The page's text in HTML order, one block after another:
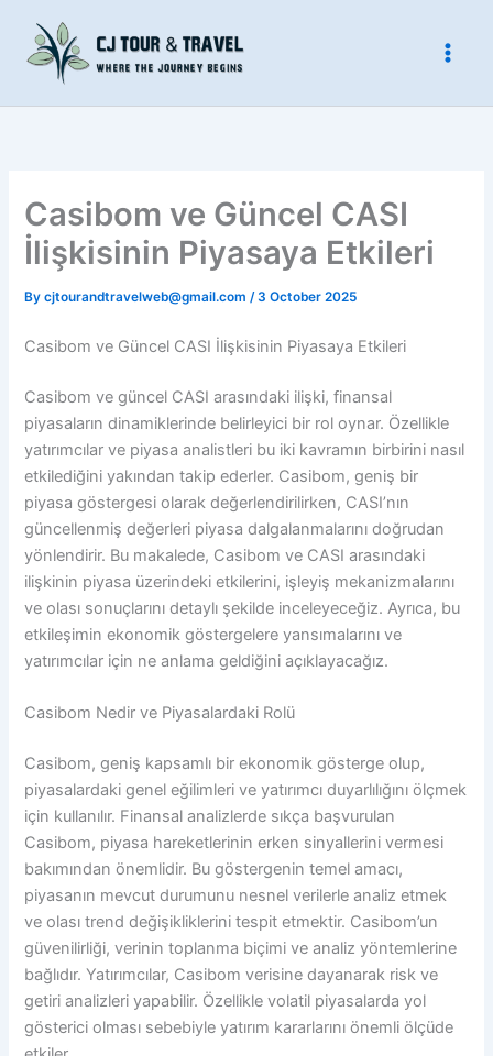
content
Casibom ve Güncel CASI
İlişkisinin Piyasaya Etkileri
Bycjtourandtravelweb@gmail.com/3 October 2025
Casibom ve Güncel CASI İlişkisinin Piyasaya Etkileri
Casibom ve güncel CASI arasındaki ilişki, finansal
piyasaların dinamiklerinde belirleyici bir rol oynar. Özellikle
yatırımcılar ve piyasa analistleri bu iki kavramın birbirini nasıl
etkilediğini yakından takip ederler. Casibom, geniş bir
piyasa göstergesi olarak değerlendirilirken, CASI’nın
güncellenmiş değerleri piyasa dalgalanmalarını doğrudan
yönlendirir. Bu makalede, Casibom ve CASI arasındaki
ilişkinin piyasa üzerindeki etkilerini, işleyiş mekanizmalarını
ve olası sonuçlarını detaylı şekilde inceleyeceğiz. Ayrıca, bu
etkileşimin ekonomik göstergelere yansımalarını ve
yatırımcılar için ne anlama geldiğini açıklayacağız.
Casibom Nedir ve Piyasalardaki Rolü
Casibom, geniş kapsamlı bir ekonomik gösterge olup,
piyasalardaki genel eğilimleri ve yatırımcı duyarlılığını ölçmek
için kullanılır. Finansal analizlerde sıkça başvurulan
Casibom, piyasa hareketlerinin erken sinyallerini vermesi
bakımından önemlidir. Bu göstergenin temel amacı,
piyasanın mevcut durumunu nesnel verilerle analiz etmek
ve olası trend değişikliklerini tespit etmektir. Casibom’un
güvenilirliği, verinin toplanma biçimi ve analiz yöntemlerine
bağlıdır. Yatırımcılar, Casibom verisine dayanarak risk ve
getiri analizleri yapabilir. Özellikle volatil piyasalarda yol
gösterici olması sebebiyle yatırım kararlarını önemli ölçüde